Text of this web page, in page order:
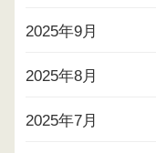
2025年9月
2025年8月
2025年7月